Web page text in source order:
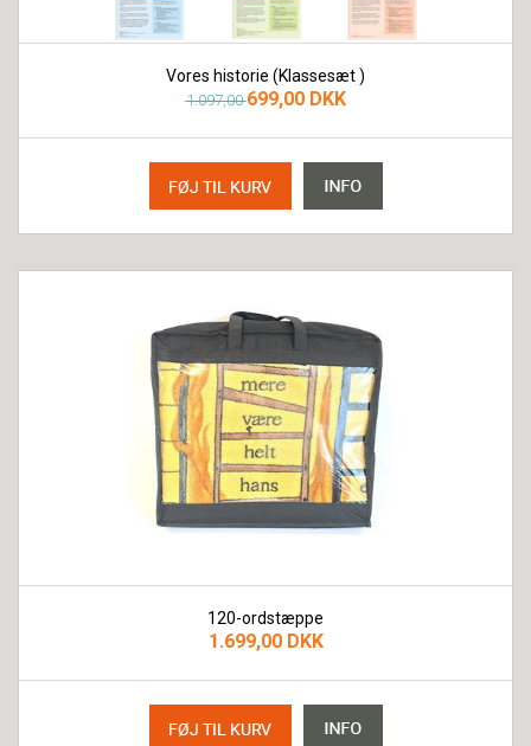
Vores historie (Klassesæt )
1.097,00699,00 DKK
120-ordstæppe
1.699,00 DKK